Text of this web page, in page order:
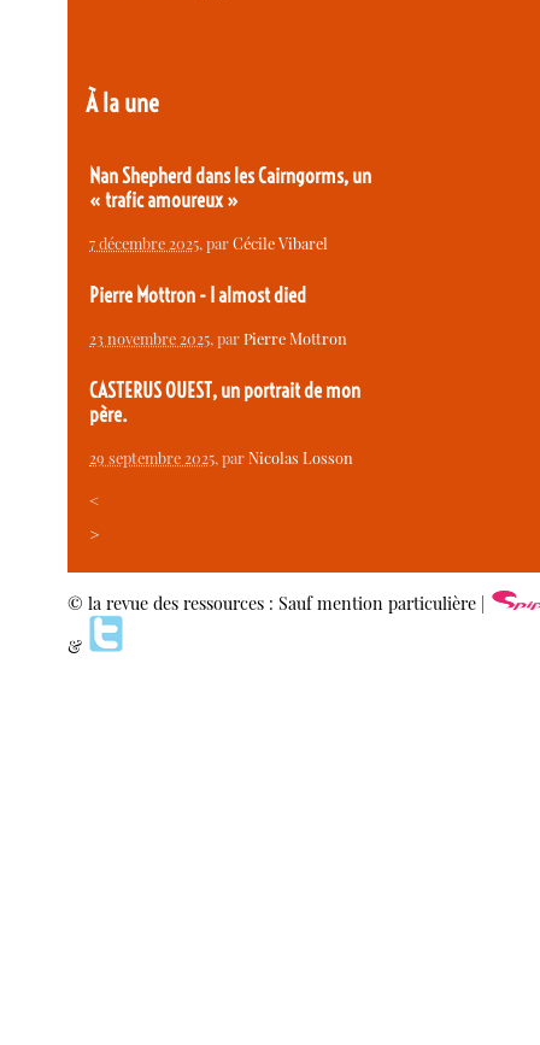
À la une
Nan Shepherd dans les Cairngorms, un
« trafic amoureux »
7 décembre 2025, parCécile Vibarel
Pierre Mottron - I almost died
23 novembre 2025, parPierre Mottron
CASTERUS OUEST, un portrait de mon
père.
29 septembre 2025, parNicolas Losson
<
>
© la revue des ressources : Sauf mention particulière |
&